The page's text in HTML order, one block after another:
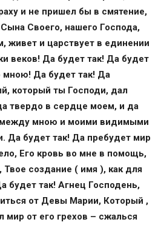
в день воскресный,
и молитвы
про иконы, молитвы,
которая читается раз
раз в год
для удачи и
благословения в делах
и не пришел бы в смятение,
Своего, нашего Господа,
живет и царствует в единении
веков! Да будет так! Да будет
мною! Да будет так! Да
который ты Господи, дал
твердо в сердце моем, и да
мною и моими видимыми
Да будет так! Да пребудет мир
Его кровь во мне в помощь,
Твое создание ( имя ), как для
будет так! Агнец Господень,
от Девы Марии, Который ,
мир от его грехов – сжалься